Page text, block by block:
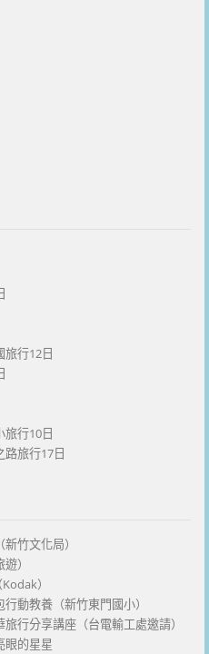
旅行12日
旅行10日
路旅行17日
竹文化局）
）
）
動教養（新竹東門國小）
行分享講座（台電輸工處邀請）
眼的星星